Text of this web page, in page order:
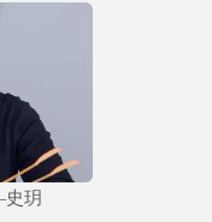
玥